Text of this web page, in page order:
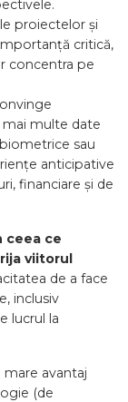
proiectelor și
critică,
concentra pe
multe date
sau
anticipative
financiare și de
ceea ce
viitorul
de a face
inclusiv
lucrul la
mare avantaj
(de